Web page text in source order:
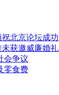
北京论坛成功
获邀威廉婚礼
会争议
零食费